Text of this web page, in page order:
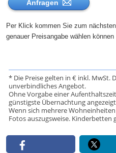
Anfragen
Per Klick kommen Sie zum
genauer Preisangabe wählen können
* Die Preise gelten in € inkl. MwSt.
unverbindliches Angebot.
Ohne Vorgabe einer
günstigste Übernachtung
Wenn sich mehrere
Fotos auszugsweise. Kinderbetten